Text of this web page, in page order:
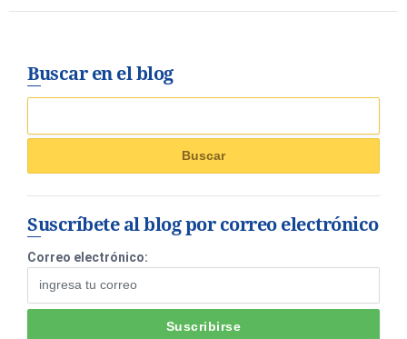
Buscar en el blog
Suscríbete al blog por correo electrónico
Correo electrónico: